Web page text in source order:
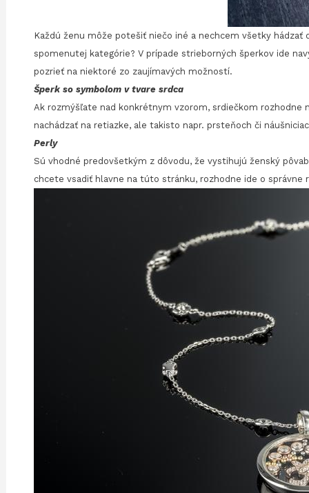
Každú ženu môže potešiť niečo iné a nechcem všetky hádzať
spomenutej kategórie? V prípade strieborných šperkov ide
pozrieť na niektoré zo zaujímavých možností.
Šperk so symbolom v tvare srdca
Ak rozmýšľate nad konkrétnym vzorom, srdiečkom rozhodne
nachádzať na retiazke, ale takisto napr. prsteňoch či
Perly
Sú vhodné predovšetkým z dôvodu, že vystihujú ženský
chcete vsadiť hlavne na túto stránku, rozhodne ide o